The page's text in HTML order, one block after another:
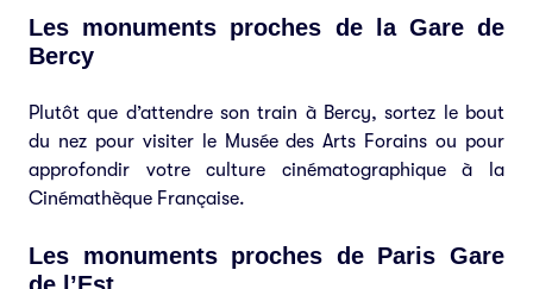
Les monuments proches de la Gare de
Bercy
Plutôt que d’attendre son train à Bercy, sortez le bout
du nez pour visiter le Musée des Arts Forains ou pour
approfondir votre culture cinématographique à la
Cinémathèque Française.
Les monuments proches de Paris Gare